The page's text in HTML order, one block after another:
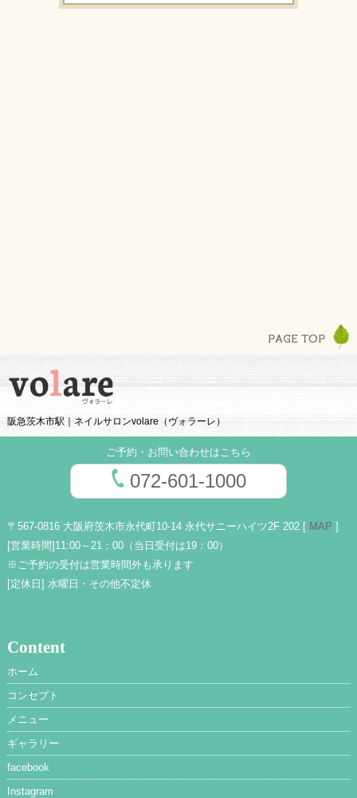
阪急茨木市駅｜ネイルサロンvolare（ヴォラーレ）
ご予約・お問い合わせはこちら
072-601-1000
〒567-0816 大阪府茨木市永代町10-14 永代サニーハイツ2F 202 [ MAP ]
[営業時間] 11:00～21：00（当日受付は19：00）
※ご予約の受付は営業時間外も承ります
[定休日] 水曜日・その他不定休
Content
ホーム
コンセプト
メニュー
ギャラリー
facebook
Instagram